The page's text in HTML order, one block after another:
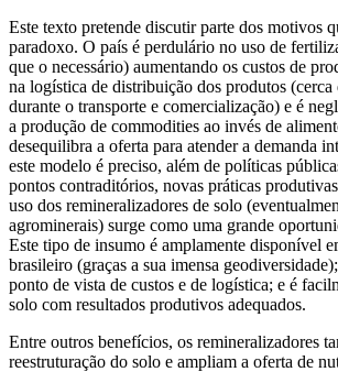
Este texto pretende discutir parte dos motivos
paradoxo. O país é perdulário no uso de
que o necessário) aumentando os custos de
na logística de distribuição dos produtos (cerca
durante o transporte e comercialização) e é
a produção de commodities ao invés de
desequilibra a oferta para atender a demanda
este modelo é preciso, além de políticas
pontos contraditórios, novas práticas
uso dos remineralizadores de solo
agrominerais) surge como uma grande
Este tipo de insumo é amplamente disponível
brasileiro (graças a sua imensa
ponto de vista de custos e de logística; e é
solo com resultados produtivos adequados.
Entre outros benefícios, os remineralizadores
reestruturação do solo e ampliam a oferta de